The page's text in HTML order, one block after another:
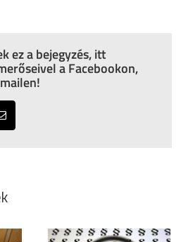
ez a bejegyzés, itt
a Facebookon,
Email: